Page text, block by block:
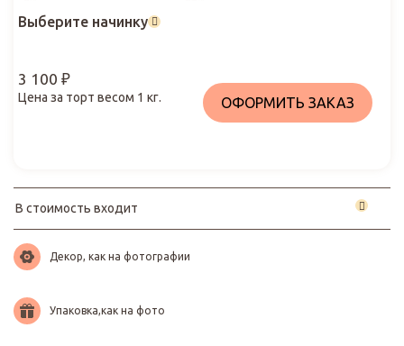
Выберите начинку
3 100 ₽
Цена за торт весом 1 кг. ОФОРМИТЬ ЗАКАЗ
В стоимость входит
Декор, как на фотографии
Упаковка,как на фото